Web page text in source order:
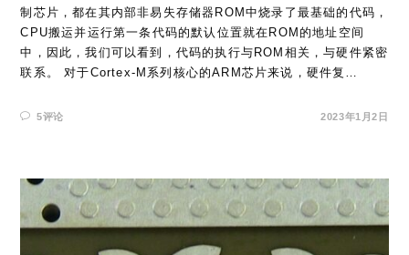
制芯片，都在其内部非易失存储器ROM中烧录了最基础的代码，
CPU搬运并运行第一条代码的默认位置就在ROM的地址空间
中，因此，我们可以看到，代码的执行与ROM相关，与硬件紧密
联系。 对于Cortex-M系列核心的ARM芯片来说，硬件复…
5评论 2023年1月2日